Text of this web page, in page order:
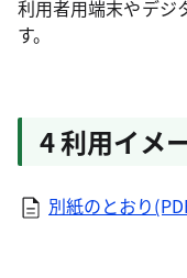
利用者用端末やデジ
す。
4 利用イメ
別紙のとおり